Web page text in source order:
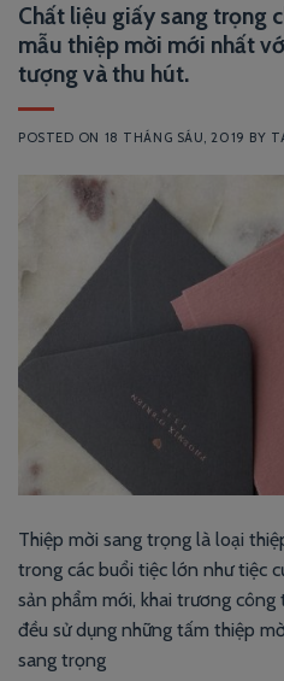
Chất liệu giấy sang trọng
mẫu thiệp mời mới nhất
tượng và thu hút.
POSTED ON 18 THÁNG SÁU, 2019 BY
Thiệp mời sang trọng là loại
trong các buổi tiệc lớn như tiệc
sản phẩm mới, khai trương
đều sử dụng những tấm thiệp
sang trọng